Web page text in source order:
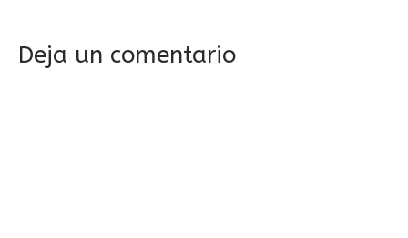
Deja un comentario